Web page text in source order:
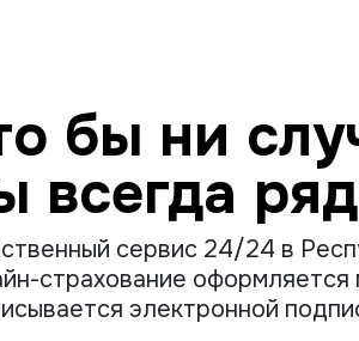
бы ни
всегда
сервис 24/24 в
страхование оформляется
электронной